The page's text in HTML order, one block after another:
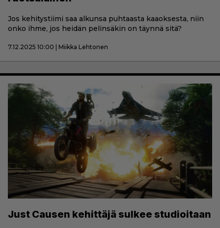
Jos kehitystiimi saa alkunsa puhtaasta kaaoksesta, niin
onko ihme, jos heidän pelinsäkin on täynnä sitä?
7.12.2025 10:00 | Miikka Lehtonen
Just Causen kehittäjä sulkee studioitaan